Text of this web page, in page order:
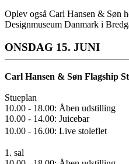
Oplev også Carl Hansen & Søn
Designmuseum Danmark i
ONSDAG 15. JUNI
Carl Hansen & Søn Flagship
Stueplan
10.00 - 18.00: Åben udstilling
10.00 - 14.00: Juicebar
10.00 - 16.00: Live stoleflet
1. sal